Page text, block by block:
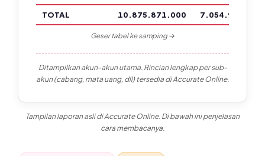
TOTAL 10.875.871.000 7.054.994.000
Geser tabel ke samping →
Ditampilkan akun-akun utama. Rincian lengkap per sub-
akun (cabang, mata uang, dll) tersedia di Accurate Online.
Tampilan laporan asli di Accurate Online. Di bawah ini penjelasan
cara membacanya.